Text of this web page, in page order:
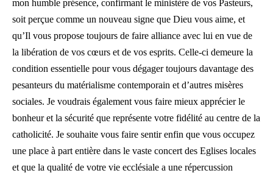
mon humble présence, confirmant le ministère de vos Pasteurs,
soit perçue comme un nouveau signe que Dieu vous aime, et
qu’Il vous propose toujours de faire alliance avec lui en vue de
la libération de vos cœurs et de vos esprits. Celle-ci demeure la
condition essentielle pour vous dégager toujours davantage des
pesanteurs du matérialisme contemporain et d’autres misères
sociales. Je voudrais également vous faire mieux apprécier le
bonheur et la sécurité que représente votre fidélité au centre de la
catholicité. Je souhaite vous faire sentir enfin que vous occupez
une place à part entière dans le vaste concert des Eglises locales
et que la qualité de votre vie ecclésiale a une répercussion